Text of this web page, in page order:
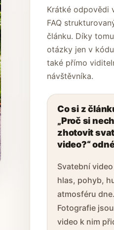
Krátké odpovědi
FAQ
článku. Díky
otázky jen v
také přímo
návštěvníka.
Co si z
„Proč si
zhotovit
video?“
Svatební
hlas, pohyb,
atmosféru dne.
Fotografie
video k nim